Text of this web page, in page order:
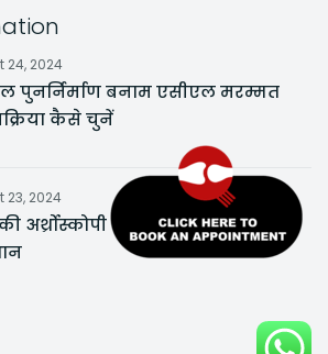
24, 2024
पुनर्निर्माण बनाम एसीएल मरम्मत
कैसे चुनें
23, 2024
अर्थ्रोस्कोपी एक न्यूनतम इनवेसिव